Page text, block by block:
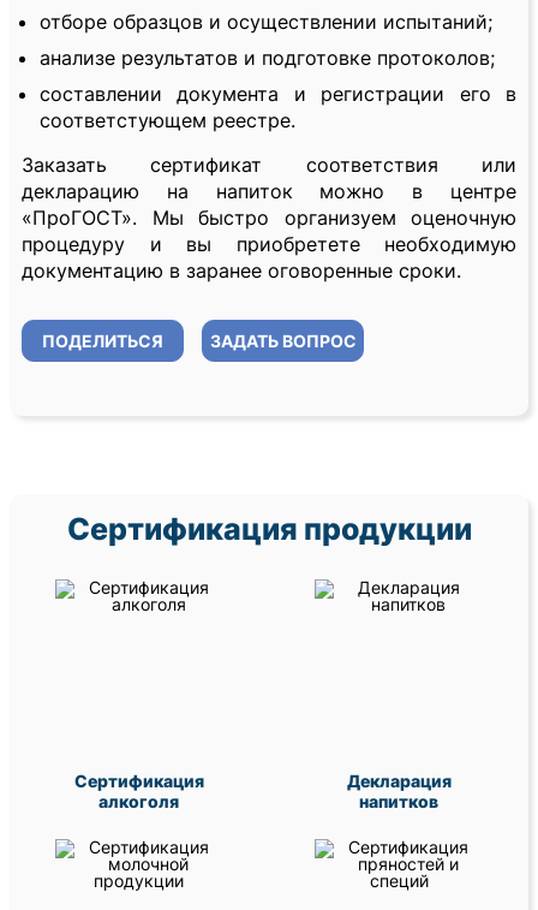
отборе образцов и осуществлении испытаний;
анализе результатов и подготовке протоколов;
составлении документа и регистрации его в
соответстующем реестре.
Заказать сертификат соответствия или
декларацию на напиток можно в центре
«ПроГОСТ». Мы быстро организуем оценочную
процедуру и вы приобретете необходимую
документацию в заранее оговоренные сроки.
ПОДЕЛИТЬСЯ ЗАДАТЬ ВОПРОС
Сертификация продукции
Сертификация
алкоголя
Декларация
напитков